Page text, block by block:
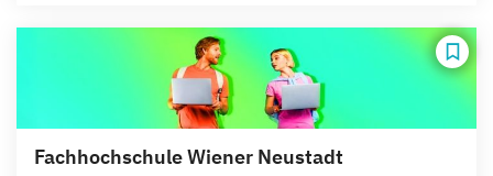
Fachhochschule Wiener Neustadt